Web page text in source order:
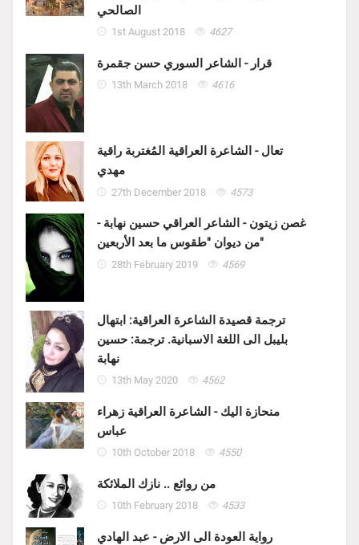
الصالحي
1st August 2018 4627
قرار - الشاعر السوري حسن جقمرة
13th March 2018 4616
تعال - الشاعرة العراقية المُغتربة راقية
مهدي
27th December 2018 4573
غصن زيتون - الشاعر العراقي حسين نهابة -
من ديوان "طقوس ما بعد الأربعين"
28th February 2019 4569
ترجمة قصيدة الشاعرة العراقية: ابتهال
بليبل الى اللغة الاسبانية. ترجمة: حسين
نهابة
13th May 2020 4562
منحازة اليك - الشاعرة العراقية زهراء
عباس
10th October 2018 4550
من روائع .. نازك الملائكة
10th February 2018 4533
رواية العودة الى الارض - عبد الهادي